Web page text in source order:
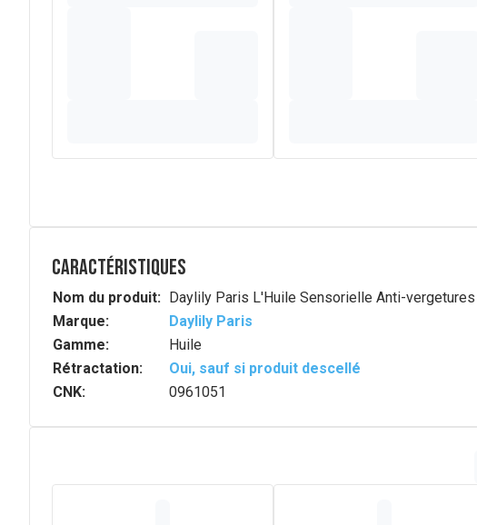
Caractéristiques
Nom du produit: Daylily Paris L'Huile Sensorielle Anti-
Marque:
Daylily Paris
Gamme:
Huile
Rétractation:
Oui, sauf si produit descellé
CNK:
0961051